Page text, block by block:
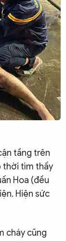
tầng trên
thời tìm thấy
Hoa (đều
Hiện sức
cháy cũng